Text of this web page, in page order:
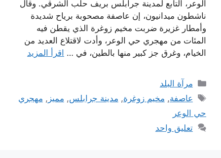
الوعر، التابع لمدينة جرابلس بريف حلب الشرقي. وقال
ناشطون ميدانيون، إن عاصفة مصحوبة برياح شديدة
وأمطار غزيرة ضربت مخيم زوغرة الذي يقطن فيه
المئات من مهجري حي الوعر، وأدت لاقتلاع العديد من
الخيام، وغرق جز كبير منها بالطين، في … اقرأ المزيد
التصنيفات
مرآة البلد
الوسوم
عاصفة, مخيم زوغرة, مدينة جرابلس, مميز , مهجري
حي الوعر
تعليق واحد